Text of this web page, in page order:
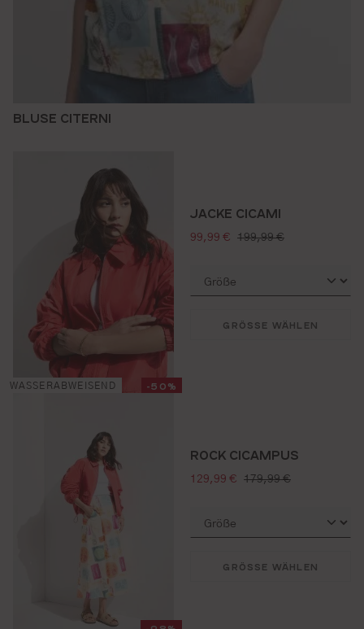
BLUSE CITERNI
WASSERABWEISEND -50%
JACKE CICAMI
verkaufspreis:
99,99 € regulärer preis:
199,99 €
GRÖSSE WÄHLEN
ROCK CICAMPUS
verkaufspreis:
129,99 € regulärer preis:
179,99 €
GRÖSSE WÄHLEN